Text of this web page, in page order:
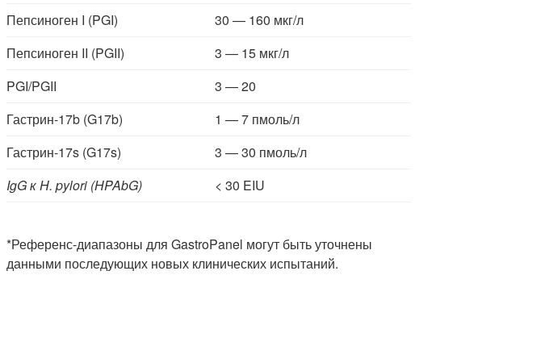
Пепсиноген I (PGI)
30 — 160 мкг/л
Пепсиноген II (PGII)
3 — 15 мкг/л
PGI/PGII
3 — 20
Гастрин-17b (G17b)
1 — 7 пмоль/л
Гастрин-17s (G17s)
3 — 30 пмоль/л
IgG к H. pylori (HPAbG)
< 30 EIU
*Референс-диапазоны для GastroPanel могут быть уточнены
данными последующих новых клинических испытаний.